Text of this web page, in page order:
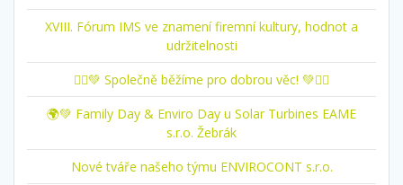
XVIII. Fórum IMS ve znamení firemní kultury, hodnot a
udržitelnosti
🏃‍♂️💚 Společně běžíme pro dobrou věc! 💚🏃‍♀️
🌍💚 Family Day & Enviro Day u Solar Turbines EAME
s.r.o. Žebrák
Nové tváře našeho týmu ENVIROCONT s.r.o.